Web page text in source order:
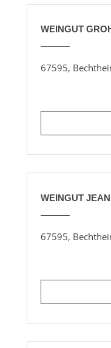
WEINGUT
67595,
WEINGUT
67595,